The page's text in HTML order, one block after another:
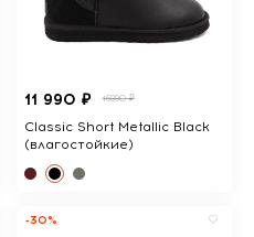
11 990 ₽ 16890 ₽
Classic Short Metallic Black
(влагостойкие)
-30%